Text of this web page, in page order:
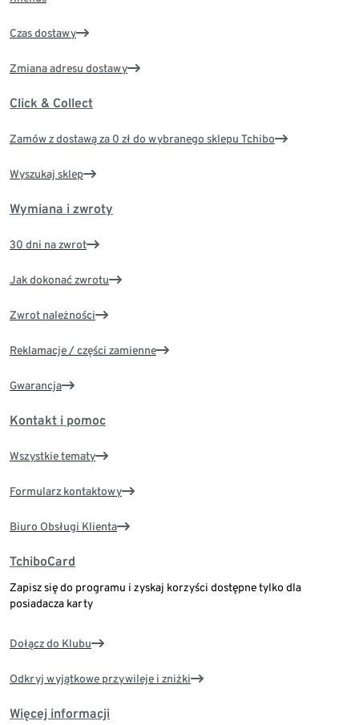
Czas dostawy
Zmiana adresu dostawy
Click & Collect
Zamów z dostawą za 0 zł do wybranego sklepu Tchibo
Wyszukaj sklep
Wymiana i zwroty
30 dni na zwrot
Jak dokonać zwrotu
Zwrot należności
Reklamacje / części zamienne
Gwarancja
Kontakt i pomoc
Wszystkie tematy
Formularz kontaktowy
Biuro Obsługi Klienta
TchiboCard
Zapisz się do programu i zyskaj korzyści dostępne tylko dla
posiadacza karty
Dołącz do Klubu
Odkryj wyjątkowe przywileje i zniżki
Więcej informacji